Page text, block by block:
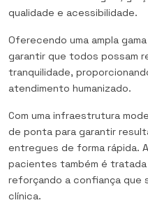
qualidade e acessibilidade.
Oferecendo uma ampla
garantir que todos possam
tranquilidade,
atendimento humanizado.
Com uma infraestrutura
de ponta para garantir
entregues de forma rápida.
pacientes também é tratada
reforçando a confiança que
clínica.